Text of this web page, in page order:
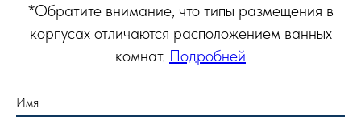
*Обратите внимание, что типы размещения в
корпусах отличаются расположением ванных
комнат. Подробней
Имя